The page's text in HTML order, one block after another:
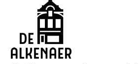
content